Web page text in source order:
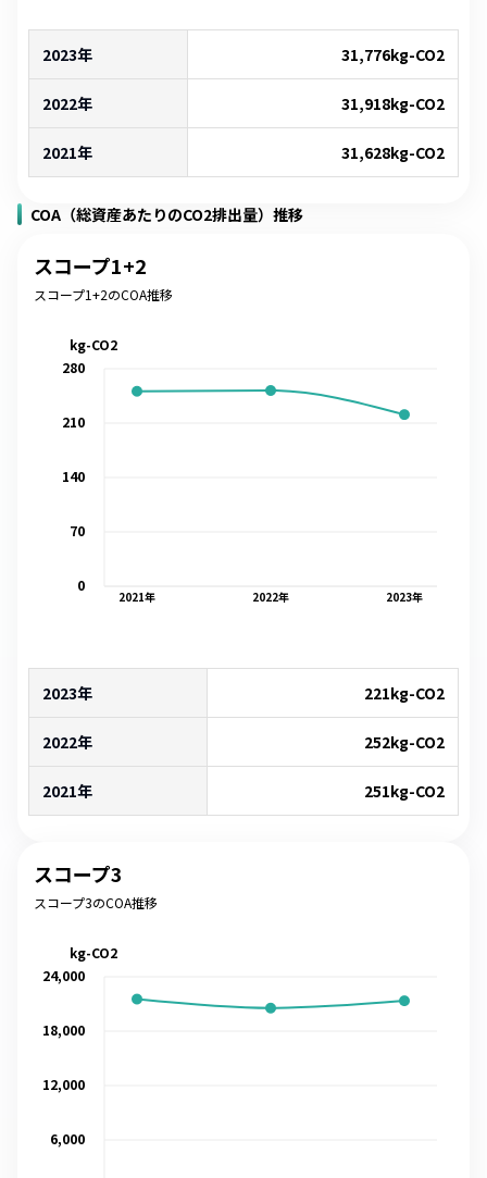
2023年 31,776kg-CO2
2022年 31,918kg-CO2
2021年 31,628kg-CO2
COA（総資産あたりのCO2排出量）推移
スコープ1+2
スコープ1+2のCOA推移
2021年 2022年 2023年
0
70
140
210
280
kg-CO2
2023年 221kg-CO2
2022年 252kg-CO2
2021年 251kg-CO2
スコープ3
スコープ3のCOA推移
6,000
12,000
18,000
24,000
kg-CO2